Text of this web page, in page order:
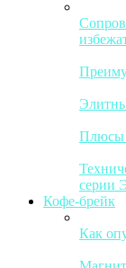
Плюсы
серии
Кофе-брейк
Как